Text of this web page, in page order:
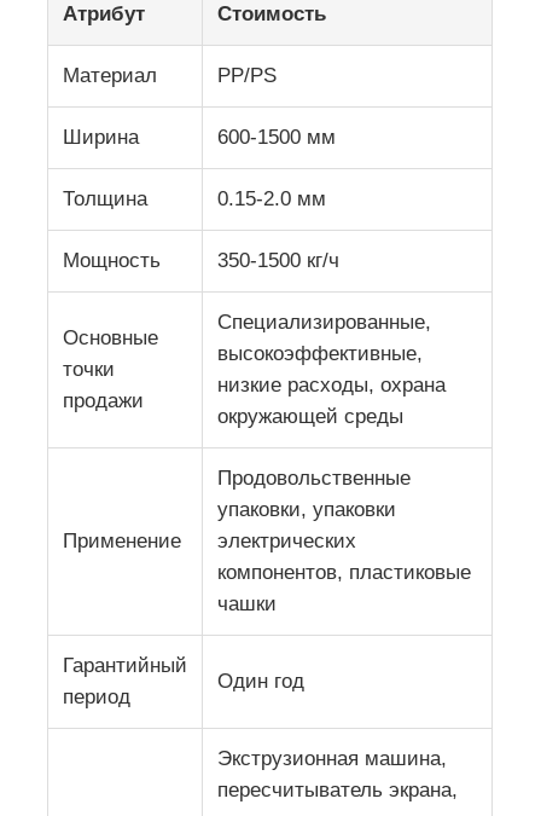
Новости
Случаи
Запросите цитату
линия штранг-прессования листа любимца
Линия экструзирования с двумя винтами
Многослойная линейка экструзионной обработки
Линия производства фанеры
Линия экструзии листов PMMA GPPS
Линия по производству листов из ПП
Атрибут Стоимость
Материал PP/PS
Ширина 600-1500 мм
Толщина 0.15-2.0 мм
Мощность 350-1500 кг/ч
Основные
точки
продажи
Специализированные,
высокоэффективные,
низкие расходы, охрана
окружающей среды
Применение
Продовольственные
упаковки, упаковки
электрических
компонентов, пластиковые
чашки
Гарантийный
период
Один год
Экструзионная машина,
пересчитыватель экрана,